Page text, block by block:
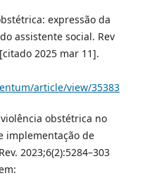
expressão da
assistente social. Rev
2025 mar 11].
article/view/35383
obstétrica no
implementação de
2023;6(2):5284–303